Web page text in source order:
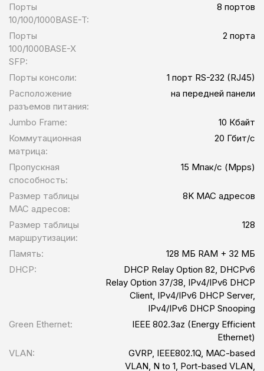
Порты
10/100/1000BASE-T:
8 портов
Порты
100/1000BASE-X
SFP:
2 порта
Порты консоли:
1 порт RS-232 (RJ45)
Расположение
разъемов питания:
на передней панели
Jumbo Frame:
10 Кбайт
Коммутационная
матрица:
20 Гбит/с
Пропускная
способность:
15 Мпак/с (Mpps)
Размер таблицы
MAC адресов:
8K MAC адресов
Размер таблицы
маршрутизации:
128
Память:
128 МБ RAM + 32 МБ
DHCP:
DHCP Relay Option 82, DHCPv6
Relay Option 37/38, IPv4/IPv6 DHCP
Client, IPv4/IPv6 DHCP Server,
IPv4/IPv6 DHCP Snooping
Green Ethernet:
IEEE 802.3az (Energy Efficient
Ethernet)
VLAN:
GVRP, IEEE802.1Q, MAC-based
VLAN, N to 1, Port-based VLAN,